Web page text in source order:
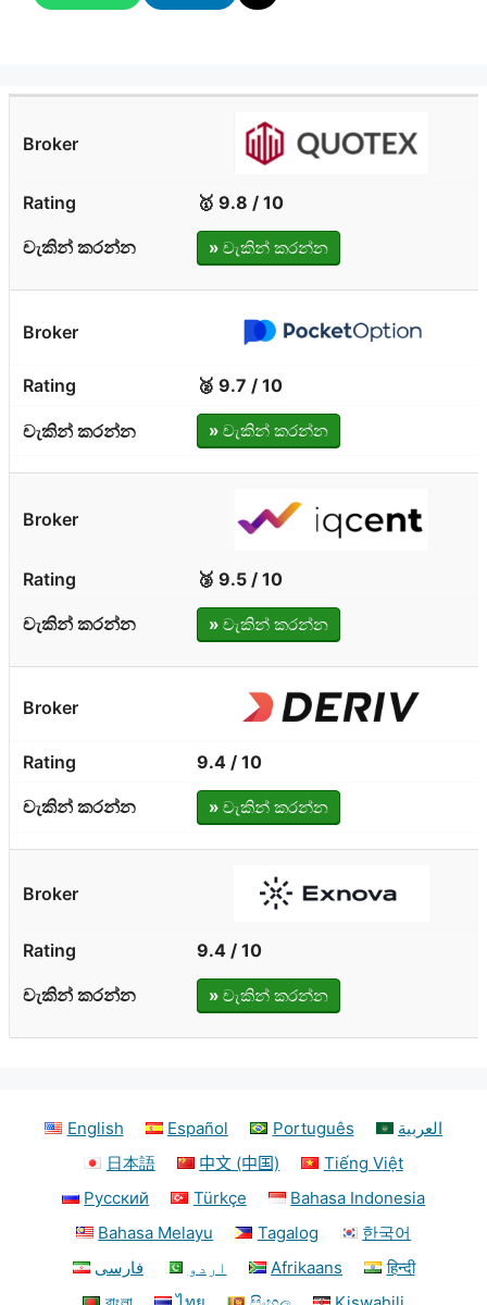
🥇 9.8 / 10
»චැකින් කරන්න
🥈 9.7 / 10
»චැකින් කරන්න
🥉 9.5 / 10
»චැකින් කරන්න
9.4 / 10
»චැකින් කරන්න
9.4 / 10
»චැකින් කරන්න
English Español Português
العربية
日本語
中文 (中国)
Tiếng Việt
Русский
Türkçe
Bahasa Indonesia
Bahasa Melayu
Tagalog
한국어
فارسی
اردو Afrikaans
हिन्दी